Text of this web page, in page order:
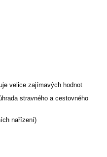
zajímavých hodnot
stravného a cestovného
nařízení)